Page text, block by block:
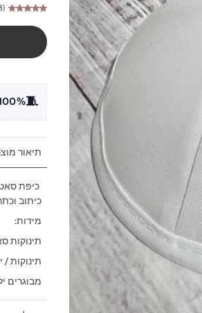
🧵
100%
תיאור
כיפת
כיתוב
מידות:
תינוקות סאטן
תינוקות /
מבוגרים